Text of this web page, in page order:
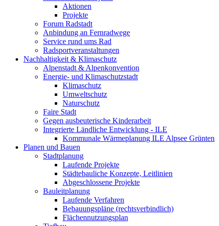
Aktionen
Projekte
Forum Radstadt
Anbindung an Fernradwege
Service rund ums Rad
Radsportveranstaltungen
Nachhaltigkeit & Klimaschutz
Alpenstadt & Alpenkonvention
Energie- und Klimaschutzstadt
Klimaschutz
Umweltschutz
Naturschutz
Faire Stadt
Gegen ausbeuterische Kinderarbeit
Integrierte Ländliche Entwicklung - ILE
Kommunale Wärmeplanung ILE Alpsee Grünten
Planen und Bauen
Stadtplanung
Laufende Projekte
Städtebauliche Konzepte, Leitlinien
Abgeschlossene Projekte
Bauleitplanung
Laufende Verfahren
Bebauungspläne (rechtsverbindlich)
Flächennutzungsplan